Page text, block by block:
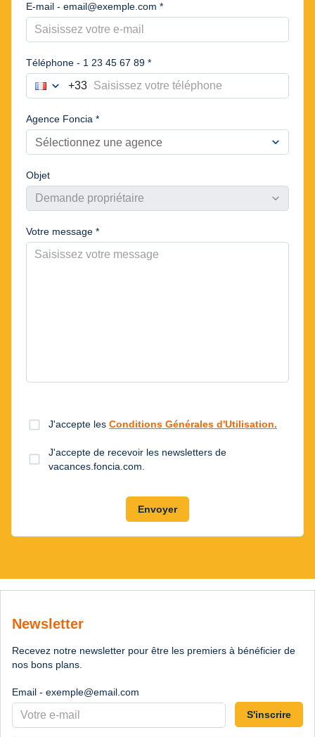
E-mail - email@exemple.com *
Téléphone - 1 23 45 67 89 *
France
Choisir le préfixe du numéro de téléphone
expand_more +33
Agence Foncia *
Sélectionnez une agence expand_more
Objet
Demande propriétaire expand_more
Votre message *
check_box_outline_blank J'accepte les Conditions Générales d'Utilisation.
check_box_outline_blank
J'accepte de recevoir les newsletters de
vacances.foncia.com.
Envoyer
Newsletter
Recevez notre newsletter pour être les premiers à bénéficier de
nos bons plans.
Email - exemple@email.com
S'inscrire